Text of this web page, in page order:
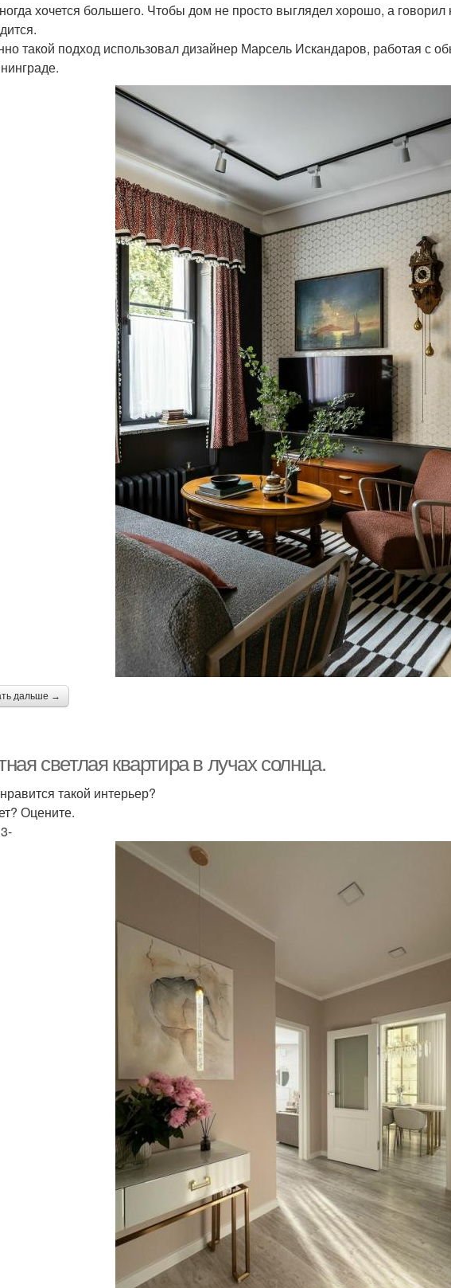
хочется большего. Чтобы дом не просто выглядел хорошо, а говорил
такой подход использовал дизайнер Марсель Искандаров, работая с
дальше →
светлая квартира в лучах солнца.
такой интерьер?
Оцените.